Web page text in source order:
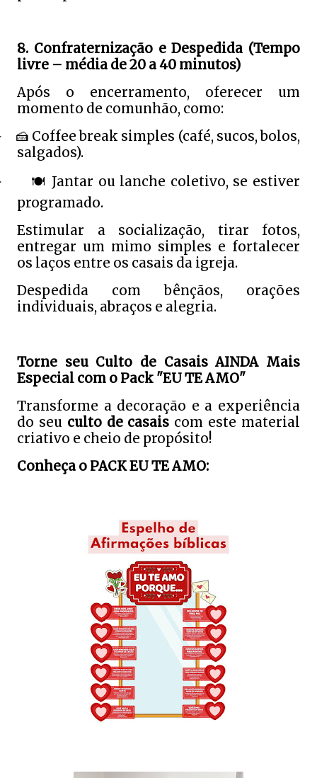
8. Confraternização e Despedida (Tempo
livre – média de 20 a 40 minutos)
Após o encerramento, oferecer um
momento de comunhão, como:
· 🍰 Coffee break simples (café, sucos, bolos,
salgados).
· 🍽 ️ Jantar ou lanche coletivo, se estiver
programado.
Estimular a socialização, tirar fotos,
entregar um mimo simples e fortalecer
os laços entre os casais da igreja.
Despedida com bênçãos, orações
individuais, abraços e alegria.
Torne seu Culto de Casais AINDA Mais
Especial com o Pack "EU TE AMO"
Transforme a decoração e a experiência
do seu culto de casais com este material
criativo e cheio de propósito!
Conheça o PACK EU TE AMO: